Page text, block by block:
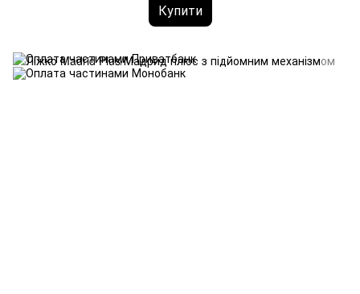
Купити